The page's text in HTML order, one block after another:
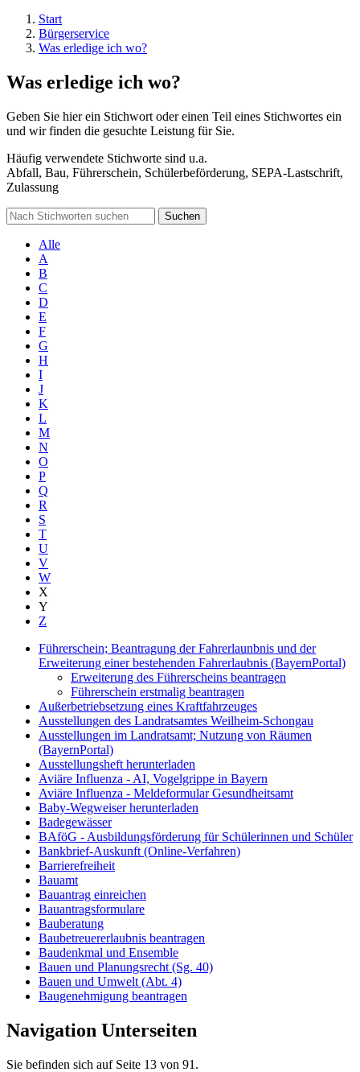
Start
Bürgerservice
Was erledige ich wo?
Was erledige ich wo?
Geben Sie hier ein Stichwort oder einen Teil eines Stichwortes ein
und wir finden die gesuchte Leistung für Sie.
Häufig verwendete Stichworte sind u.a.
Abfall, Bau, Führerschein, Schülerbeförderung, SEPA-Lastschrift,
Zulassung
Suchen
Alle
A
B
C
D
E
F
G
H
I
J
K
L
M
N
O
P
Q
R
S
T
U
V
W
X
Y
Z
Führerschein; Beantragung der Fahrerlaunbnis und der
Erweiterung einer bestehenden Fahrerlaubnis (BayernPortal)
Erweiterung des Führerscheins beantragen
Führerschein erstmalig beantragen
Außerbetriebsetzung eines Kraftfahrzeuges
Ausstellungen des Landratsamtes Weilheim-Schongau
Ausstellungen im Landratsamt; Nutzung von Räumen
(BayernPortal)
Ausstellungsheft herunterladen
Aviäre Influenza - AI, Vogelgrippe in Bayern
Aviäre Influenza - Meldeformular Gesundheitsamt
Baby-Wegweiser herunterladen
Badegewässer
BAföG - Ausbildungsförderung für Schülerinnen und Schüler
Bankbrief-Auskunft (Online-Verfahren)
Barrierefreiheit
Bauamt
Bauantrag einreichen
Bauantragsformulare
Bauberatung
Baubetreuererlaubnis beantragen
Baudenkmal und Ensemble
Bauen und Planungsrecht (Sg. 40)
Bauen und Umwelt (Abt. 4)
Baugenehmigung beantragen
Navigation Unterseiten
Sie befinden sich auf Seite 13 von 91.